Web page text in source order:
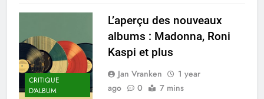
CRITIQUE
D'ALBUM
L’aperçu des nouveaux
albums : Madonna, Roni
Kaspi et plus
Jan Vranken
1 year
ago
0 7 mins